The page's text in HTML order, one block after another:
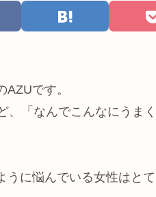
です。
、「なんでこんなにうま
に悩んでいる女性はとて